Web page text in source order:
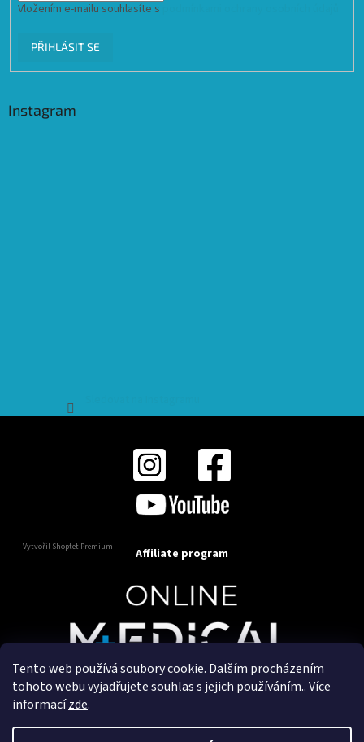
Tento web používá soubory cookie. Dalším procházením
tohoto webu vyjadřujete souhlas s jejich používáním.. Více
informacízde.
Vložením e-mailu souhlasíte s
PŘIHLÁSIT SE
Instagram
Vytvořil Shoptet Premium Affiliate program
Copyright 2025OnlineMedical.cz. Všechna práva
Vytvořil a marketingově zajišťuje